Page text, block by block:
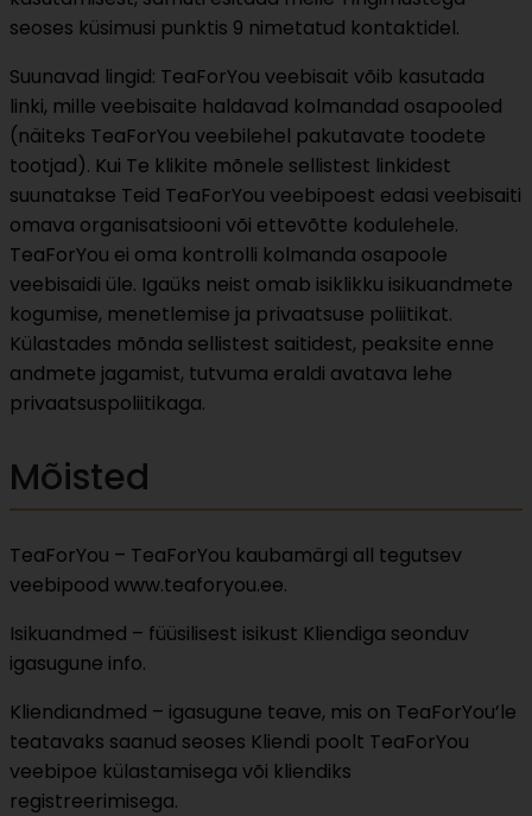
seoses küsimusi punktis 9 nimetatud kontaktidel.
Suunavad lingid: TeaForYou veebisait võib kasutada
linki, mille veebisaite haldavad kolmandad osapooled
(näiteks TeaForYou veebilehel pakutavate toodete
tootjad). Kui Te klikite mõnele sellistest linkidest
suunatakse Teid TeaForYou veebipoest edasi veebisaiti
omava organisatsiooni või ettevõtte kodulehele.
TeaForYou ei oma kontrolli kolmanda osapoole
veebisaidi üle. Igaüks neist omab isiklikku isikuandmete
kogumise, menetlemise ja privaatsuse poliitikat.
Külastades mõnda sellistest saitidest, peaksite enne
andmete jagamist, tutvuma eraldi avatava lehe
privaatsuspoliitikaga.
Mõisted
TeaForYou – TeaForYou kaubamärgi all tegutsev
veebipood www.teaforyou.ee.
Isikuandmed – füüsilisest isikust Kliendiga seonduv
igasugune info.
Kliendiandmed – igasugune teave, mis on TeaForYou’le
teatavaks saanud seoses Kliendi poolt TeaForYou
veebipoe külastamisega või kliendiks
registreerimisega.